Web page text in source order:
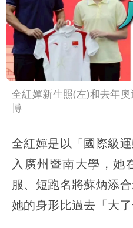
像」 憤怒發聲
最新風雨預測！
標準
姜厚任自爆「
小三傳言：你在
全紅嬋新生照(左)和去年
博
全紅嬋是以「國際級
入廣州暨南大學，她
服、短跑名將蘇炳添
她的身形比過去「大了